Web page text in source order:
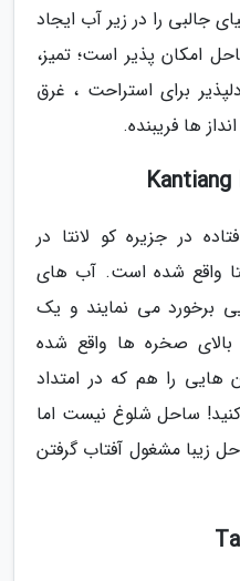
جالبی را در زیر آب ایجاد
امکان پذیر است؛ تمیز،
برای استراحت ، غرق
ها فریبنده.
در جزیره کو لانتا در
واقع شده است. آب های
برخورد می نمایند و یک
صخره ها واقع شده
را هم که در امتداد
ساحل شلوغ نیست اما
زیبا مشغول آفتاب گرفتن